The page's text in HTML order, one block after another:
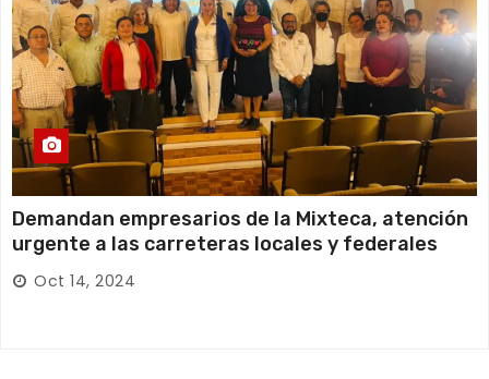
Demandan empresarios de la Mixteca, atención
urgente a las carreteras locales y federales
Oct 14, 2024